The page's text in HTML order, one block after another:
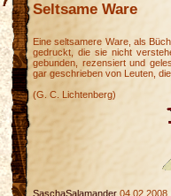
Seltsame Ware
Eine seltsamere Ware, als
gedruckt, die sie nicht
gebunden, rezensiert und
gar geschrieben von Leuten,
(G. C. Lichtenberg)
SaschaSalamander